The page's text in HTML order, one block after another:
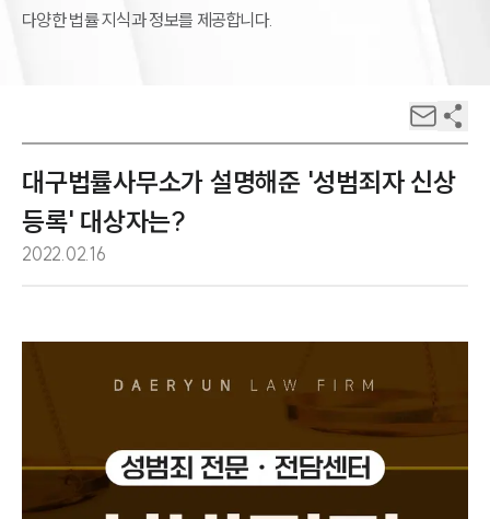
다양한 법률 지식과 정보를 제공합니다.
대구법률사무소가 설명해준 '성범죄자 신상
등록' 대상자는?
2022.02.16